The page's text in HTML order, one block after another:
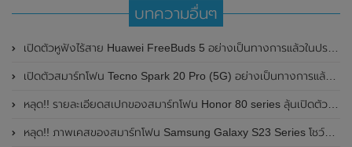
บทความอื่นๆ
เปิดตัวหูฟังไร้สาย Huawei FreeBuds 5 อย่างเป็นทางการแล้วในประเทศไทย ในราคา 5,299 บาท
เปิดตัวสมาร์ทโฟน Tecno Spark 20 Pro (5G) อย่างเป็นทางการแล้วในต่างประเทศ
หลุด!! รายละเอียดสเปกของสมาร์ทโฟน Honor 80 series ลุ้นเปิดตัวในเดือนพฤศจิกายน 2022 นี้ ที่ประเทศจีน
หลุด!! ภาพเคสของสมาร์ทโฟน Samsung Galaxy S23 Series โชว์ดีไซน์กล้องหลังทุกรุ่นที่ดูไม่แตกต่างกัน